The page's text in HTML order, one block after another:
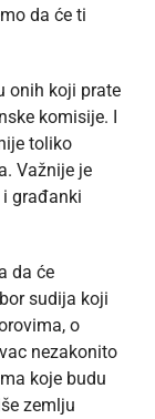
da će ti
onih koji prate
komisije. I
toliko
Važnije je
građanki
da će
sudija koji
o
nezakonito
koje budu
zemlju